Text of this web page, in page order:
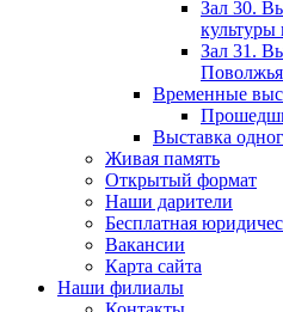
Зал 30.
культуры
Зал 31.
Временные
Выставка
Живая память
Открытый формат
Наши дарители
Бесплатная
Вакансии
Карта сайта
Наши филиалы